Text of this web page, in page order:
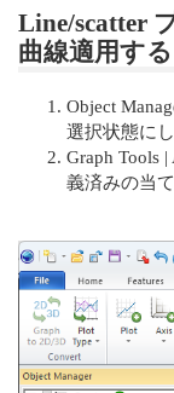
Line/scatter
曲線適用する
Object
選択状態にし
Graph Tools
義済みの当